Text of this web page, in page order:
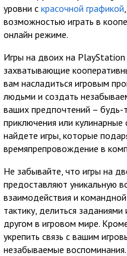
уровни с красочной графикой
возможностью играть в
онлайн режиме.
Игры на двоих на PlayStation
захватывающие
вам насладиться игровым
людьми и создать
ваших предпочтений –
приключения или
найдете игры, которые
времяпрепровождение в
Не забывайте, что игры на
предоставляют уникальную
взаимодействия и
тактику, делиться
другом в игровом мире.
укрепить связь с вашим
незабываемые воспоминания.